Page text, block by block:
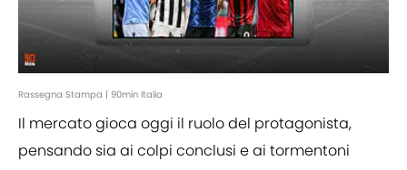
Rassegna Stampa | 90min Italia
Il mercato gioca oggi il ruolo del protagonista,
pensando sia ai colpi conclusi e ai tormentoni